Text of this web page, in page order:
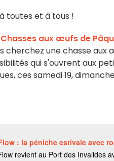
toutes et à tous !
Chasses aux œufs de
cherchez une chasse aux
qui s'ouvrent aux
ces samedi 19,